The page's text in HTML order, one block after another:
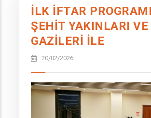
İLK İFTAR PROGRAMI
ŞEHİT YAKINLARI VE
GAZİLERİ İLE
20/02/2026